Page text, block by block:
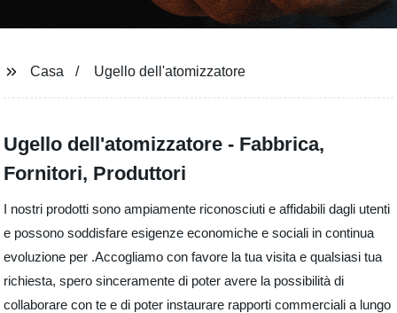
Casa Ugello dell'atomizzatore
Ugello dell'atomizzatore - Fabbrica,
Fornitori, Produttori
I nostri prodotti sono ampiamente riconosciuti e affidabili dagli utenti
e possono soddisfare esigenze economiche e sociali in continua
evoluzione per .Accogliamo con favore la tua visita e qualsiasi tua
richiesta, spero sinceramente di poter avere la possibilità di
collaborare con te e di poter instaurare rapporti commerciali a lungo